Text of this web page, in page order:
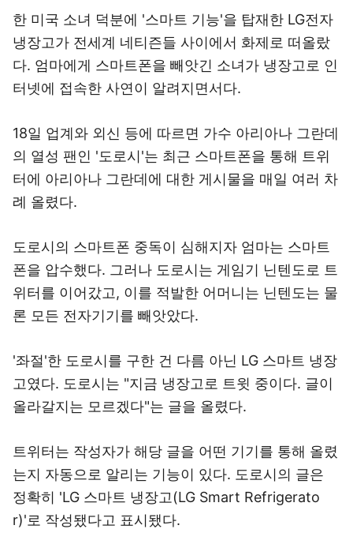
한 미국 소녀 덕분에 '스마트 기능'을 탑재한 LG전자
냉장고가 전세계 네티즌들 사이에서 화제로 떠올랐
다. 엄마에게 스마트폰을 빼앗긴 소녀가 냉장고로 인
터넷에 접속한 사연이 알려지면서다.
18일 업계와 외신 등에 따르면 가수 아리아나 그란데
의 열성 팬인 '도로시'는 최근 스마트폰을 통해 트위
터에 아리아나 그란데에 대한 게시물을 매일 여러 차
례 올렸다.
도로시의 스마트폰 중독이 심해지자 엄마는 스마트
폰을 압수했다. 그러나 도로시는 게임기 닌텐도로 트
위터를 이어갔고, 이를 적발한 어머니는 닌텐도는 물
론 모든 전자기기를 빼앗았다.
'좌절'한 도로시를 구한 건 다름 아닌 LG 스마트 냉장
고였다. 도로시는 "지금 냉장고로 트윗 중이다. 글이
올라갈지는 모르겠다"는 글을 올렸다.
트위터는 작성자가 해당 글을 어떤 기기를 통해 올렸
는지 자동으로 알리는 기능이 있다. 도로시의 글은
정확히 'LG 스마트 냉장고(LG Smart Refrigerato
r)'로 작성됐다고 표시됐다.